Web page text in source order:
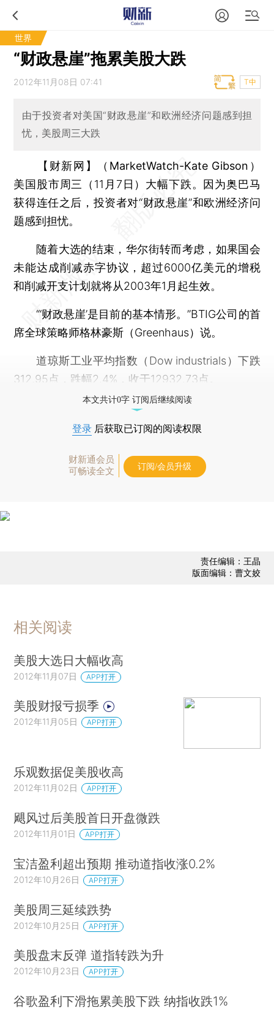
世界
“财政悬崖”拖累美股大跌
2012年11月08日 07:41 T中
由于投资者对美国“财政悬崖”和欧洲经济问题感到担
忧，美股周三大跌
【财新网】（MarketWatch-Kate Gibson）
美国股市周三（11月7日）大幅下跌。因为奥巴马
获得连任之后，投资者对“财政悬崖”和欧洲经济问
题感到担忧。
随着大选的结束，华尔街转而考虑，如果国会
未能达成削减赤字协议，超过6000亿美元的增税
和削减开支计划就将从2003年1月起生效。
“‘财政悬崖’是目前的基本情形。”BTIG公司的首
席全球策略师格林豪斯（Greenhaus）说。
道琼斯工业平均指数（Dow industrials）下跌
312.95点，跌幅2.4%，收于12932.73点。
本文共计0字 订阅后继续阅读
登录 后获取已订阅的阅读权限
财新通会员
可畅读全文
订阅/会员升级
责任编辑：王晶
版面编辑：曹文姣
相关阅读
美股大选日大幅收高
2012年11月07日 APP打开
美股财报亏损季
2012年11月05日 APP打开
乐观数据促美股收高
2012年11月02日 APP打开
飓风过后美股首日开盘微跌
2012年11月01日 APP打开
宝洁盈利超出预期 推动道指收涨0.2%
2012年10月26日 APP打开
美股周三延续跌势
2012年10月25日 APP打开
美股盘末反弹 道指转跌为升
2012年10月23日 APP打开
谷歌盈利下滑拖累美股下跌 纳指收跌1%